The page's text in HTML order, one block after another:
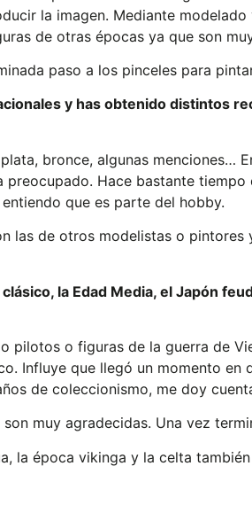
la imagen. Mediante
de otras épocas ya que son
paso a los pinceles para
y has obtenido distintos
bronce, algunas menciones…
Hace bastante
que es parte del hobby.
de otros modelistas o pintores
la Edad Media, el Japón
o figuras de la guerra de
Influye que llegó un momento en
de coleccionismo, me doy
muy agradecidas. Una vez
la época vikinga y la celta